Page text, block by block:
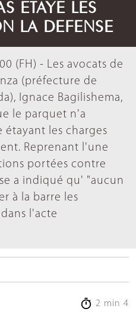
ETAYE LES
LA DEFENSE
(FH) - Les avocats de
(préfecture de
Ignace Bagilishema,
le parquet n'a
les charges
Reprenant l'une
portées contre
a indiqué qu' "aucun
à la barre les
l'acte
2 min 4